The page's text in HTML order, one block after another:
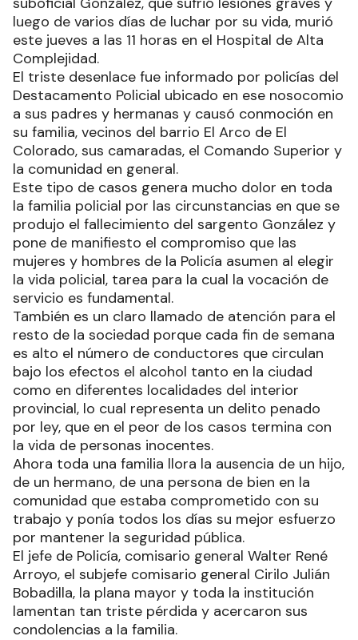
luego de varios días de luchar por su vida, murió
este jueves a las 11 horas en el Hospital de Alta
Complejidad.
El triste desenlace fue informado por policías del
Destacamento Policial ubicado en ese nosocomio
a sus padres y hermanas y causó conmoción en
su familia, vecinos del barrio El Arco de El
Colorado, sus camaradas, el Comando Superior y
la comunidad en general.
Este tipo de casos genera mucho dolor en toda
la familia policial por las circunstancias en que se
produjo el fallecimiento del sargento González y
pone de manifiesto el compromiso que las
mujeres y hombres de la Policía asumen al elegir
la vida policial, tarea para la cual la vocación de
servicio es fundamental.
También es un claro llamado de atención para el
resto de la sociedad porque cada fin de semana
es alto el número de conductores que circulan
bajo los efectos el alcohol tanto en la ciudad
como en diferentes localidades del interior
provincial, lo cual representa un delito penado
por ley, que en el peor de los casos termina con
la vida de personas inocentes.
Ahora toda una familia llora la ausencia de un hijo,
de un hermano, de una persona de bien en la
comunidad que estaba comprometido con su
trabajo y ponía todos los días su mejor esfuerzo
por mantener la seguridad pública.
El jefe de Policía, comisario general Walter René
Arroyo, el subjefe comisario general Cirilo Julián
Bobadilla, la plana mayor y toda la institución
lamentan tan triste pérdida y acercaron sus
condolencias a la familia.